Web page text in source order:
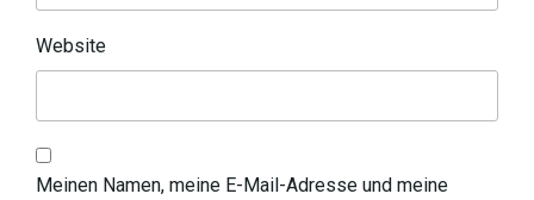
Website
Meinen Namen, meine E-Mail-Adresse und meine